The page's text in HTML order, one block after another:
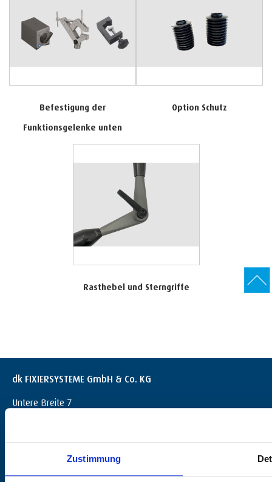
Zustimmung
Befestigung der
Funktionsgelenke unten
Option Schutz
Rasthebel und Sterngriffe
dk FIXIERSYSTEME GmbH & Co. KG
Untere Breite 7
+49 (0) 7072 / 60042-0
info@dk-fixiersysteme.de